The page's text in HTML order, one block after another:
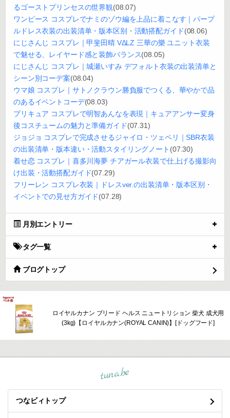
るゴーストプリンセスの世界観(08.07)
ワンピース コスプレでナミのゾウ編を上品に着こなす｜パープ
ルドレス衣装の出装清单・版本区别・活動搭配ガイド(08.06)
にじさんじ コスプレ｜甲斐田晴 VΔLZ 三華の樂 ユニット衣装
で魅せる、レイヤード感と装飾バランス(08.05)
にじさんじ コスプレ｜城瀬いすみ デフォルト衣装の出装清单と
シーン別コーデ案(08.04)
ウマ娘 コスプレ｜サトノクラウン勝負服でつくる、華やかで品
のあるイベントコーデ(08.03)
プリキュア コスプレで明智あんなを表現｜キュアアンサー変身
後コスチュームの魅力と準備ガイド(07.31)
ジョジョ コスプレで完成させるジャイロ・ツェペリ｜SBR衣装
の出装清单・版本違い・活動スタイリングノート (07.30)
着せ恋 コスプレ｜喜多川海夢 チアガール衣装で仕上げる撮影向
け出装・活動搭配ガイド(07.29)
フリーレン コスプレ衣装｜ドレスver.の出装清单・版本区别・
イベントでの見せ方ガイド(07.28)
月別エントリー
タグ一覧
ブログトップ
ロイヤルカナン ブリード ヘルス ニュートリション 柴犬 成犬用
(3kg)【ロイヤルカナン(ROYAL CANIN)】[ドッグフード]
tuna.be
つなビィトップ